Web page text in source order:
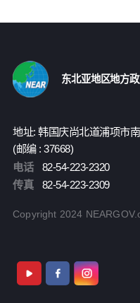
东北亚地区地方
地址: 韩国庆尚北道浦项市
(邮编 : 37668)
电话
82-54-223-2320
传真
82-54-223-2309
Copyright 2024